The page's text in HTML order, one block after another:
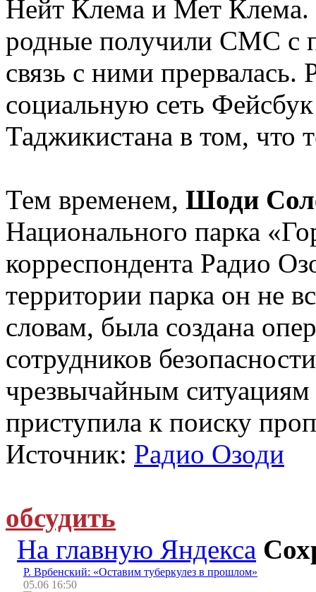
Нейт Клема и Мет Клема.
родные получили СМС с
связь с ними
социальную сеть
Таджикистана в том, что
Тем временем, Шоди
Национального парка
корреспондента Радио
территории парка он не
словам, была создана
сотрудников
чрезвычайным
приступила к поиску
Источник: Радио Озоди
обсудить
На главную Яндекса
Р. Врбенский: «Оставим туберкулез в прошлом»
05.06 16:50